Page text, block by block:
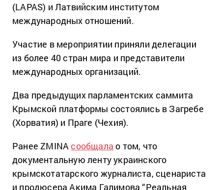
(LAPAS) и Латвийским институтом
международных отношений.
Участие в мероприятии приняли делегации
из более 40 стран мира и представители
международных организаций.
Два предыдущих парламентских саммита
Крымской платформы состоялись в Загребе
(Хорватия) и Праге (Чехия).
Ранее ZMINA сообщала о том, что
документальную ленту украинского
крымскотатарского журналиста, сценариста
и продюсера Акима Галимова “Реальная